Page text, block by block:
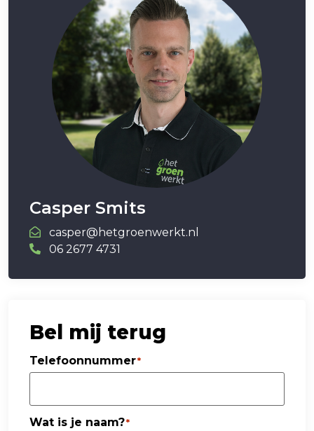
Casper Smits
casper@hetgroenwerkt.nl
06 2677 4731
Bel mij terug
Telefoonnummer*
Wat is je naam?*